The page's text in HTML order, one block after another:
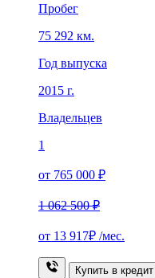
Пробег
75 292 км.
Год выпуска
2015 г.
Владельцев
1
от 765 000 ₽
1 062 500 ₽
от 13 917₽ /мес.
Купить в кредит